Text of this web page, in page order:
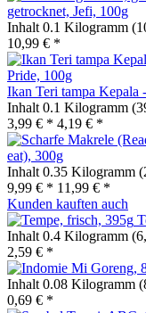
getrocknet, Jefi, 100g
Inhalt 0.1 Kilogramm
10,99 € *
Ikan Teri tampa Kepala
Inhalt 0.1 Kilogramm
3,99 € * 4,19 € *
eat), 300g
Inhalt 0.35 Kilogramm
9,99 € * 11,99 € *
Kunden kauften auch
Inhalt 0.4 Kilogramm
2,59 € *
Inhalt 0.08 Kilogramm
0,69 € *